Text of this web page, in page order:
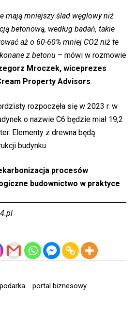
mają mniejszy ślad węglowy niż
betonową, według badań, takie
aż o 60-60% mniej CO2 niż te
z betonu – mówi w rozmowie
Mroczek, wiceprezes
Property Advisors.
rozpoczęła się w 2023 r. w
o nazwie C6 będzie miał 19,2
Elementy z drewna będą
budynku.
procesów
budownictwo w praktyce
portal biznesowy